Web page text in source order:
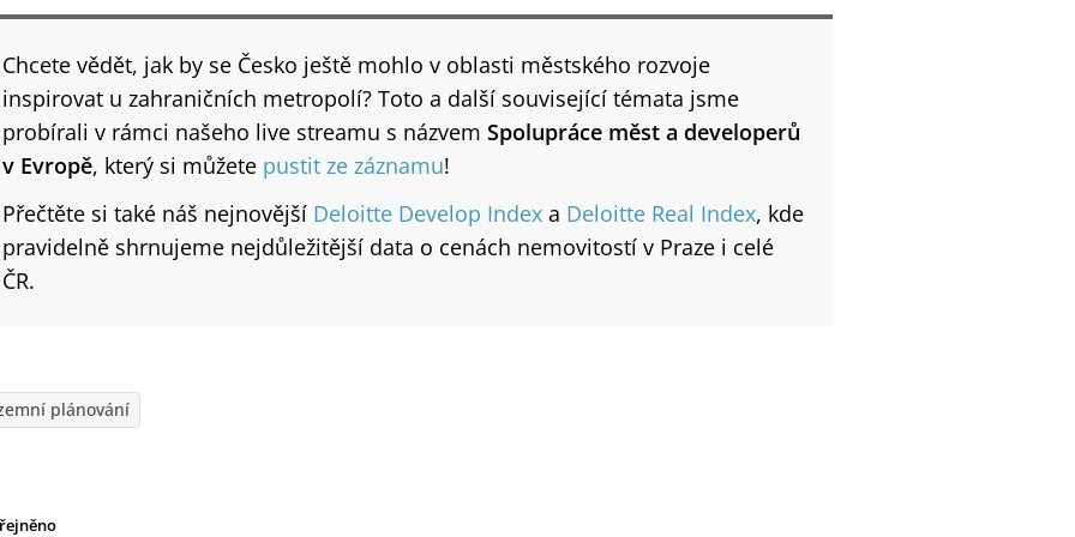
Chcete vědět, jak by se Česko ještě mohlo v oblasti městského rozvoje
inspirovat u zahraničních metropolí? Toto a další související témata jsme
probírali v rámci našeho live streamu s názvem Spolupráce měst a developerů
v Evropě, který si můžete pustit ze záznamu!
Přečtěte si také náš nejnovější Deloitte Develop Index a Deloitte Real Index, kde
pravidelně shrnujeme nejdůležitější data o cenách nemovitostí v Praze i celé
ČR.
plánování